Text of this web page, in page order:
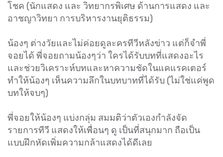
โชค (นักแสดง และ วิทยากรพิเศษ ด้านการแสดง และ
อาชญาวิทยา การบริหารงานยุติธรรม)
น้องๆ ต่างวัยและไม่ค่อยดูละครทีวีหลังข่าว แต่ก็จำพี่
จอยได้ พี่จอยถามน้องๆว่า ใครได้รับบทที่แสดงอะไร
และช่วยวิเคราะห์บทและหาความชัดในแคแรคเตอร์
ทำให้น้องๆ เห็นความลึกในบทบาทที่ได้รับ (ไม่ใช่แค่พูด
บทให้จบๆ)
พี่จอยให้น้องๆ แบ่งกลุ่ม สมมติว่าตัวเองกำลังจัด
รายการทีวี แสดงให้เพื่อนๆ ดู เป็นที่สนุกมาก ถือเป็น
แบบฝึกหัดเพิ่มความกล้าแสดงได้ดีเลย